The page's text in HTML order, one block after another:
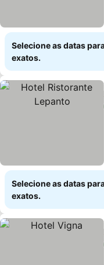
Selecione as datas
exatos.
Selecione as datas
exatos.